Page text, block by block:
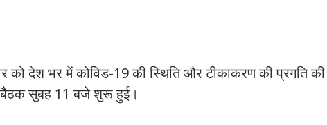
को देश भर में कोविड-19 की स्थिति और टीकाकरण की प्रगति की
बैठक सुबह 11 बजे शुरू हुई।